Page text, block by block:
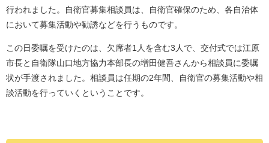
行われました。自衛官募集相談員は、自衛官確保のため、各自治体
において募集活動や勧誘などを行うものです。
この日委嘱を受けたのは、欠席者1人を含む3人で、交付式では江原
市長と自衛隊山口地方協力本部長の増田健吾さんから相談員に委嘱
状が手渡されました。相談員は任期の2年間、自衛官の募集活動や相
談活動を行っていくということです。